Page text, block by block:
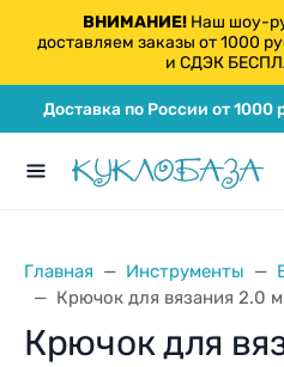
ВНИМАНИЕ!Наш шоу-
доставляем заказы от 1000
и СДЭК
Доставка по России от 1000
Главная Инструменты
Крючок для вязания 2.0
Крючок для